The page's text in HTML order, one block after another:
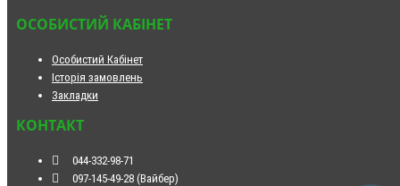
ОСОБИСТИЙ КАБІНЕТ
Особистий Кабінет
Історія замовлень
Закладки
КОНТАКТ
044-332-98-71
097-145-49-28 (Вайбер)